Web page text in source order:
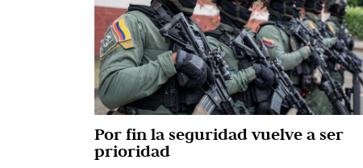
Por fin la seguridad vuelve a ser
prioridad